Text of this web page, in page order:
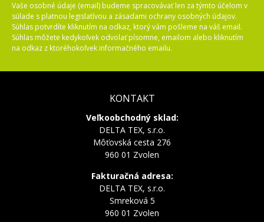
Vaše osobné údaje (email) budeme spracovávať len za týmto účelom v
súlade s platnou legislatívou a zásadami ochrany osobných údajov.
Súhlas potvrdíte kliknutím na odkaz, ktorý vám pošleme na váš email.
Súhlas môžete kedykoľvek odvolať písomne, emailom alebo kliknutím
na odkaz z ktoréhokoľvek informačného emailu.
KONTAKT
Veľkoobchodný sklad:
DELTA TEX, s.r.o.
Môťovská cesta 276
960 01 Zvolen
Fakturačná adresa:
DELTA TEX, s.r.o.
Smreková 5
960 01 Zvolen